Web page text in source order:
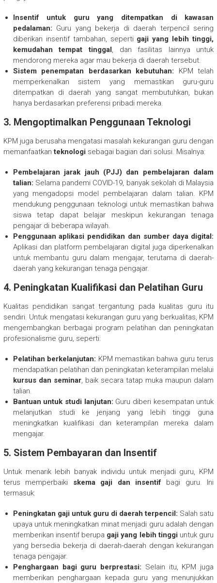
Insentif untuk guru yang ditempatkan di kawasan
pedalaman: Guru yang bekerja di daerah terpencil sering
diberikan insentif tambahan, seperti gaji yang lebih tinggi,
kemudahan tempat tinggal, dan fasilitas lainnya untuk
mendorong mereka agar mau bekerja di daerah tersebut.
Sistem penempatan berdasarkan kebutuhan: KPM telah
memperkenalkan sistem yang memastikan guru-guru
ditempatkan di daerah yang sangat membutuhkan, bukan
hanya berdasarkan preferensi pribadi mereka.
3. Mengoptimalkan Penggunaan Teknologi
KPM juga berusaha mengatasi masalah kekurangan guru dengan
memanfaatkanteknologi sebagai bagian dari solusi. Misalnya:
Pembelajaran jarak jauh (PJJ) dan pembelajaran dalam
talian: Selama pandemi COVID-19, banyak sekolah di Malaysia
yang mengadopsi model pembelajaran dalam talian. KPM
mendukung penggunaan teknologi untuk memastikan bahwa
siswa tetap dapat belajar meskipun kekurangan tenaga
pengajar di beberapa wilayah.
Penggunaan aplikasi pendidikan dan sumber daya digital:
Aplikasi dan platform pembelajaran digital juga diperkenalkan
untuk membantu guru dalam mengajar, terutama di daerah-
daerah yang kekurangan tenaga pengajar.
4. Peningkatan Kualifikasi dan Pelatihan Guru
Kualitas pendidikan sangat tergantung pada kualitas guru itu
sendiri. Untuk mengatasi kekurangan guru yang berkualitas, KPM
mengembangkan berbagai program pelatihan dan peningkatan
profesionalisme guru, seperti:
Pelatihan berkelanjutan: KPM memastikan bahwa guru terus
mendapatkan pelatihan dan peningkatan keterampilan melalui
kursus dan seminar, baik secara tatap muka maupun dalam
talian.
Bantuan untuk studi lanjutan: Guru diberi kesempatan untuk
melanjutkan studi ke jenjang yang lebih tinggi guna
meningkatkan kualifikasi dan keterampilan mereka dalam
mengajar.
5. Sistem Pembayaran dan Insentif
Untuk menarik lebih banyak individu untuk menjadi guru, KPM
terus memperbaiki skema gaji dan insentif bagi guru. Ini
termasuk:
Peningkatan gaji untuk guru di daerah terpencil: Salah satu
upaya untuk meningkatkan minat menjadi guru adalah dengan
memberikan insentif berupa gaji yang lebih tinggi untuk guru
yang bersedia bekerja di daerah-daerah dengan kekurangan
tenaga pengajar.
Penghargaan bagi guru berprestasi: Selain itu, KPM juga
memberikan penghargaan kepada guru yang menunjukkan